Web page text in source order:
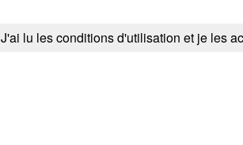
J'ai lu les conditions d'utilisation et je les